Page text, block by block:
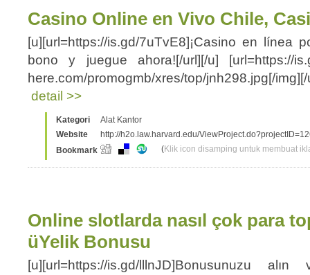
Casino Online en Vivo Chile,
[u][url=https://is.gd/7uTvE8]¡Casino en línea
bono y juegue ahora![/url][/u] [url=https://
here.com/promogmb/xres/top/jnh298.jpg[/
detail >>
Kategori
Alat Kantor
Website
http://h2o.law.harvard.edu/
Bookmark
(Klik icon disamping untuk membuat
Online slotlarda nasıl çok para
üYelik Bonusu
[u][url=https://is.gd/lllnJD]Bonusunuzu